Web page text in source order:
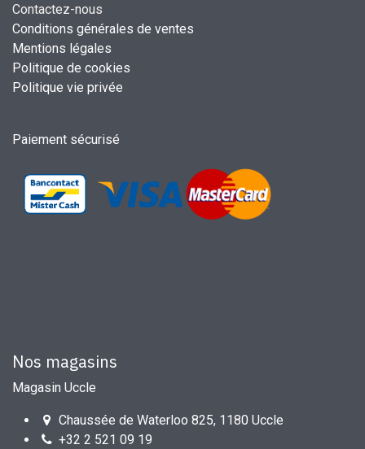
Contactez-nous
Conditions générales de ventes
Mentions légales
Politique de cookies
Politique vie privée
Paiement sécurisé
Nos magasins
Magasin Uccle
Chaussée de Waterloo 825, 1180 Uccle
+32 2 521 09 19